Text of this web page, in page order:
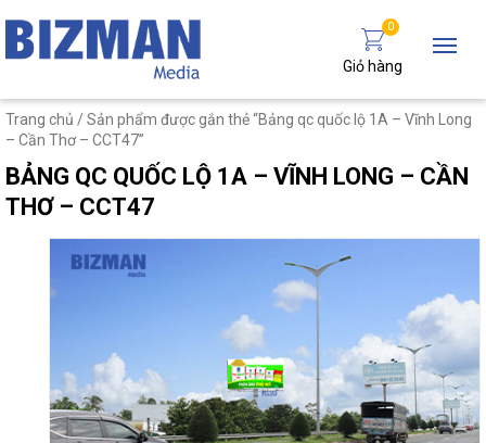
0
Giỏ hàng
Trang chủ / Sản phẩm được gắn thẻ “Bảng qc quốc lộ 1A – Vĩnh Long
– Cần Thơ – CCT47”
BẢNG QC QUỐC LỘ 1A – VĨNH LONG – CẦN
THƠ – CCT47